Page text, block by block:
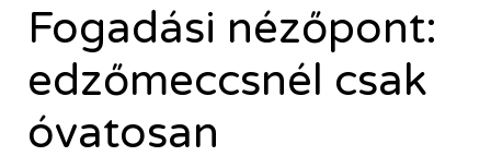
Fogadási nézőpont:
edzőmeccsnél csak
óvatosan